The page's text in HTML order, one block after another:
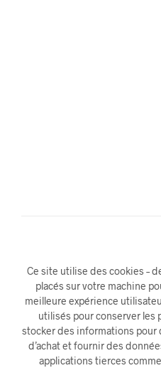
Ce site utilise des cookies –
placés sur votre machine
meilleure expérience
utilisés pour conserver les
stocker des informations pour
d’achat et fournir des
applications tierces